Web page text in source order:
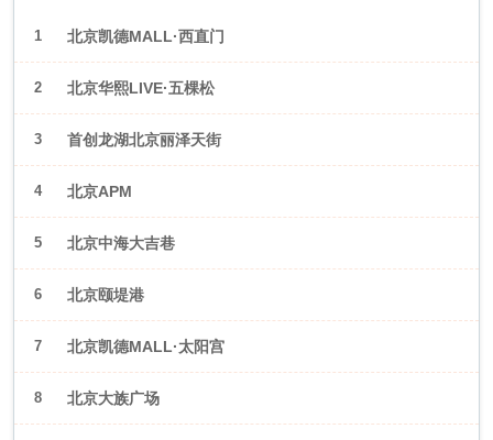
1 北京凯德MALL·西直门
2 北京华熙LIVE·五棵松
3 首创龙湖北京丽泽天街
4 北京APM
5 北京中海大吉巷
6 北京颐堤港
7 北京凯德MALL·太阳宫
8 北京大族广场